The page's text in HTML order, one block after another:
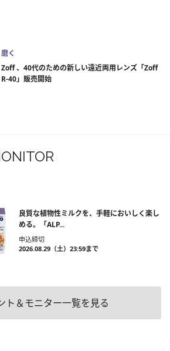
磨く
Zoff 、40代のための新しい遠近両用レンズ「Zoff
R-40」販売開始
良質な植物性ミルクを、手軽においしく楽し
める。「ALP...
申込締切
2026.08.29（土）23:59まで
ト＆モニター一覧を見る